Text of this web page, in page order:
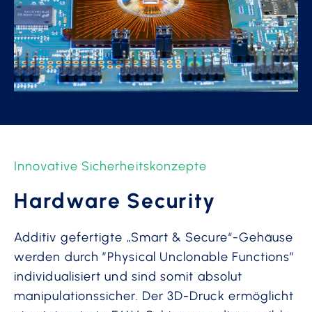
Innovative Sicherheitskonzepte
Hardware Security
Additiv gefertigte „Smart & Secure“-Gehäuse
werden durch ”Physical Unclonable Functions”
individualisiert und sind somit absolut
manipulationssicher. Der 3D-Druck ermöglicht